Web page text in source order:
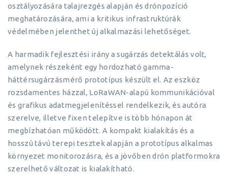
osztályozására talajrezgés alapján és drónpozíció
meghatározására, ami a kritikus infrastruktúrák
védelmében jelenthet új alkalmazási lehetőséget.
A harmadik fejlesztési irány a sugárzás detektálás volt,
amelynek részeként egy hordozható gamma-
háttérsugárzásmérő prototípus készült el. Az eszköz
rozsdamentes házzal, LoRaWAN-alapú kommunikációval
és grafikus adatmegjelenítéssel rendelkezik, és autóra
szerelve, illetve fixen telepítve is több hónapon át
megbízhatóan működött. A kompakt kialakítás és a
hosszú távú terepi tesztek alapján a prototípus alkalmas
környezet monitorozásra, és a jövőben drón platformokra
szerelhető változat is kialakítható.